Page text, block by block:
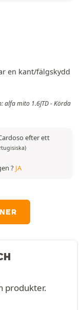
en kant/fälgskydd
alfa mito 1.6JTD - Körda
efter ett
? JA
produkter.